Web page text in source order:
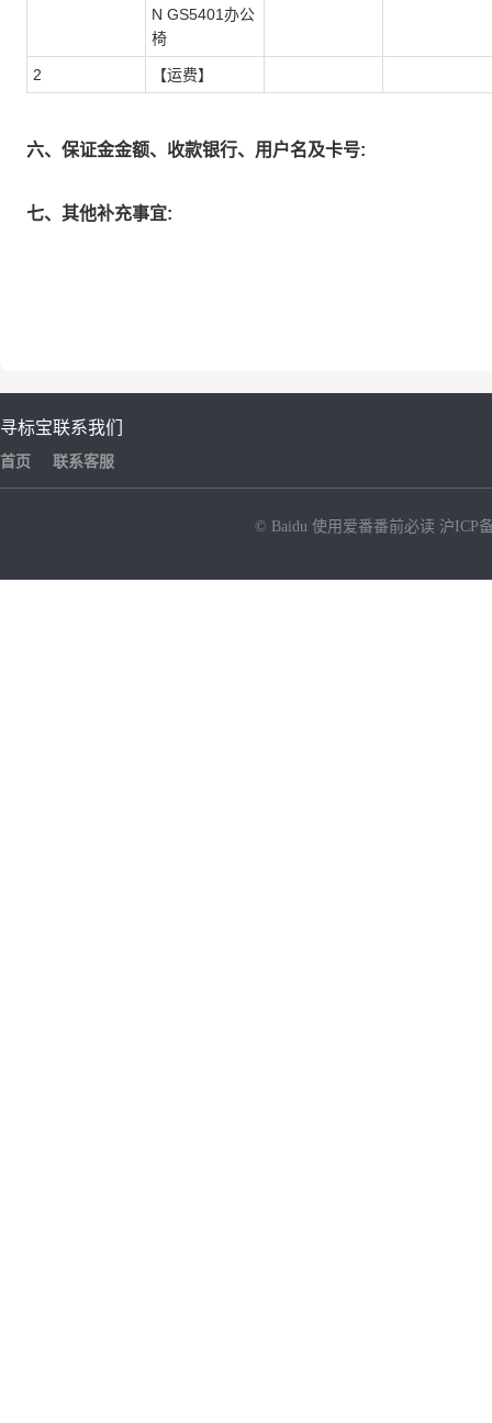
N GS5401办公
椅
2 【运费】
六、保证金金额、收款银行、用户名及卡号:
七、其他补充事宜:
寻标宝
首页
联系我们
联系客服
© Baidu 使用爱番番前必读 沪ICP